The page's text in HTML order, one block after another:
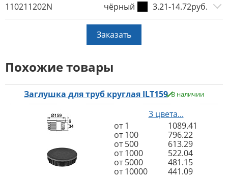
110211202N чёрный 3.21-14.72руб.
Заказать
Похожие товары
Заглушка для труб круглая ILT159 В наличии
3 цвета...
от 1
1089.41
от 100
796.22
от 500
613.29
от 1000
522.04
от 5000
481.15
от 10000
441.09